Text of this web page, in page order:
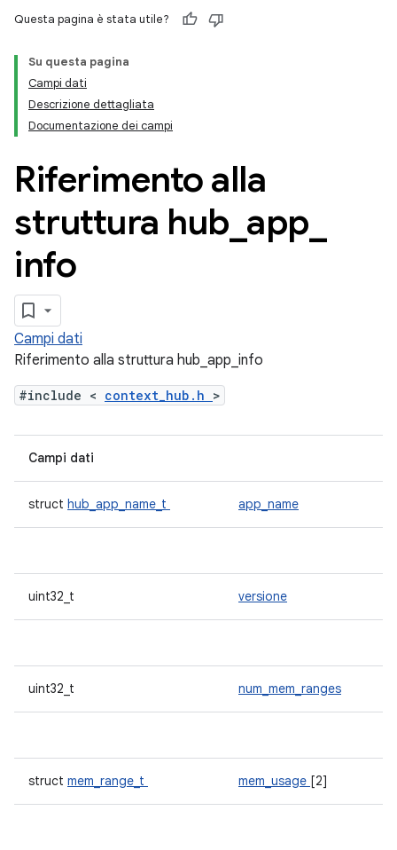
Questa pagina è stata utile?
Su questa pagina
Campi dati
Descrizione dettagliata
Documentazione dei campi
Riferimento alla
struttura hub app
info
Campi dati
Riferimento alla struttura hub_app_info
#include < context_hub.h >
Campi dati
struct hub_app_name_t app_name
uint32_t versione
uint32_t num_mem_ranges
struct mem_range_t mem_usage [2]